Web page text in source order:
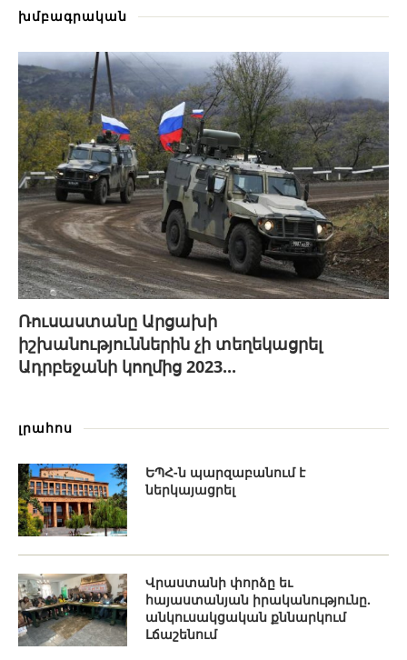
խմբագրական
Ռուսաստանը Արցախի
իշխանություններին չի տեղեկացրել
Ադրբեջանի կողմից 2023...
լրահոս
ԵՊՀ-ն պարզաբանում է
ներկայացրել
Վրաստանի փորձը եւ
հայաստանյան իրականությունը.
անկուսակցական քննարկում
Լճաշենում